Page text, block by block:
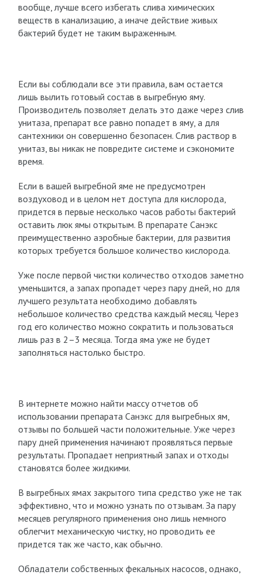
вообще, лучше всего избегать слива химических
веществ в канализацию, а иначе действие живых
бактерий будет не таким выраженным.
Если вы соблюдали все эти правила, вам остается
лишь вылить готовый состав в выгребную яму.
Производитель позволяет делать это даже через слив
унитаза, препарат все равно попадет в яму, а для
сантехники он совершенно безопасен. Слив раствор в
унитаз, вы никак не повредите системе и сэкономите
время.
Если в вашей выгребной яме не предусмотрен
воздуховод и в целом нет доступа для кислорода,
придется в первые несколько часов работы бактерий
оставить люк ямы открытым. В препарате Санэкс
преимущественно аэробные бактерии, для развития
которых требуется большое количество кислорода.
Уже после первой чистки количество отходов заметно
уменьшится, а запах пропадет через пару дней, но для
лучшего результата необходимо добавлять
небольшое количество средства каждый месяц. Через
год его количество можно сократить и пользоваться
лишь раз в 2–3 месяца. Тогда яма уже не будет
заполняться настолько быстро.
В интернете можно найти массу отчетов об
использовании препарата Санэкс для выгребных ям,
отзывы по большей части положительные. Уже через
пару дней применения начинают проявляться первые
результаты. Пропадает неприятный запах и отходы
становятся более жидкими.
В выгребных ямах закрытого типа средство уже не так
эффективно, что и можно узнать по отзывам. За пару
месяцев регулярного применения оно лишь немного
облегчит механическую чистку, но проводить ее
придется так же часто, как обычно.
Обладатели собственных фекальных насосов, однако,